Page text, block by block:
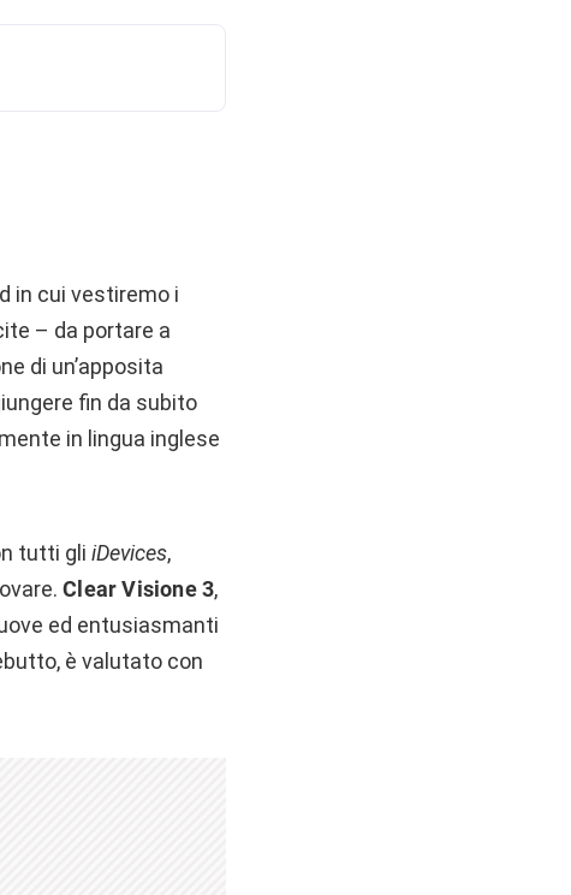
in cui vestiremo i
– da portare a
di un’apposita
fin da subito
in lingua inglese
tutti gli iDevices,
Clear Visione 3,
ed entusiasmanti
è valutato con